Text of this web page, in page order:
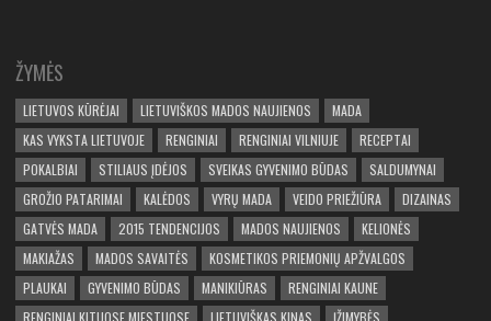
ŽYMĖS
LIETUVOS KŪRĖJAI LIETUVIŠKOS MADOS NAUJIENOS
MADA
KAS VYKSTA LIETUVOJE
RENGINIAI RENGINIAI VILNIUJE
RECEPTAI
POKALBIAI
STILIAUS ĮDĖJOS SVEIKAS GYVENIMO BŪDAS
SALDUMYNAI
GROŽIO PATARIMAI
KALĖDOS VYRŲ MADA VEIDO PRIEŽIŪRA
DIZAINAS
GATVĖS MADA
2015 TENDENCIJOS MADOS NAUJIENOS
KELIONĖS
MAKIAŽAS
MADOS SAVAITĖS
KOSMETIKOS PRIEMONIŲ APŽVALGOS
PLAUKAI
GYVENIMO BŪDAS MANIKIŪRAS
RENGINIAI KAUNE
RENGINIAI KITUOSE MIESTUOSE
LIETUVIŠKAS KINAS ĮŽIMYBĖS